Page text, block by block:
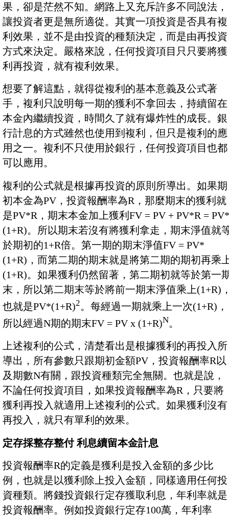
果，卻是茫然不知。網路上又充斥許多不同說法，
讓投資者更是無所適從。其實一項投資是否具有複
利效果，並不是由投資的種類決定，而是由再投資
方式來決定。嚴格來說，任何投資項目只只要將獲
利再投資，就有複利效果。
想要了解這點，就得從複利的基本意義及公式著
手，複利只說明每一期的獲利不拿回去，持續留在
本金內繼續投資，時間久了就有爆炸性的成長。銀
行計息的方式雖然也使用到複利，但只是複利的應
用之一。複利不只使用於銀行，任何投資項目也都
可以應用。
複利的公式就是根據再投資的原則所導出。如果期
初本金為PV，投資報酬率為R，那麼期末的獲利就
是PV*R，期末本金加上獲利FV = PV + PV*R = PV*
(1+R)。所以期末若沒有將獲利拿走，期末淨值就
於期初的1+R倍。第一期的期末淨值FV = PV*
(1+R)，而第二期的期末就是將第二期的期初再乘
(1+R)。如果獲利仍然留著，第二期初就等於第一
末，所以第二期末等於將前一期末淨值乘上(1+R)
也就是PV*(1+R)2。每經過一期就乘上一次(1+R)，
所以經過N期的期末FV = PV x (1+R)N。
上述複利的公式，清楚看出是根據獲利的再投入所
導出，所有參數只跟期初金額PV，投資報酬率R以
及期數N有關，跟投資種類完全無關。也就是說，
不論任何投資項目，如果投資報酬率為R，只要將
獲利再投入就適用上述複利的公式。如果獲利沒有
再投入，就只有單利的效果。
定存採整存整付 利息續留本金計息
投資報酬率R的定義是獲利是投入金額的多少比
例，也就是以獲利除上投入金額，同樣適用任何投
資種類。將錢投資銀行定存獲取利息，年利率就是
投資報酬率。例如投資銀行定存100萬，年利率